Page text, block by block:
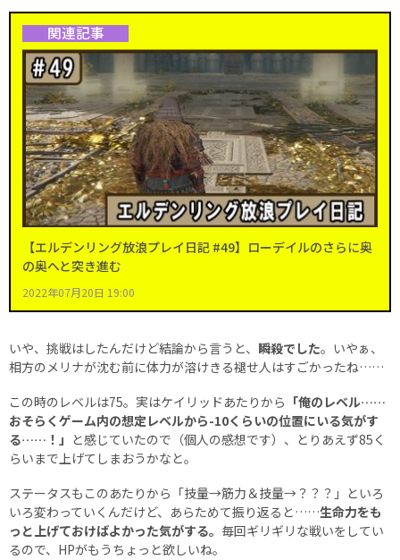
関連記事
【エルデンリング放浪プレイ日記 #49】ローデイルのさらに奥
の奥へと突き進む
2022年07月20日 19:00
いや、挑戦はしたんだけど結論から言うと、 瞬殺でした。いやぁ、
相方のメリナが沈む前に体力が溶けきる褪せ人はすごかったね……
この時のレベルは75。実はケイリッドあたりから 「俺のレベル……
おそらくゲーム内の想定レベルから-10くらいの位置にいる気がす
る……！」 と感じていたので（個人の感想です）、とりあえず85く
らいまで上げてしまおうかなと。
ステータスもこのあたりから「技量→筋力＆技量→？？？」といろ
いろ変わっていくんだけど、あらためて振り返ると……生命力をも
っと上げておけばよかった気がする。 毎回ギリギリな戦いをしてい
るので、HPがもうちょっと欲しいね。